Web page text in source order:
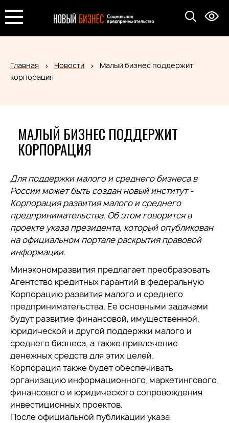
Главная Новости
Малый бизнес поддержит
корпорация
МАЛЫЙ БИЗНЕС ПОДДЕРЖИТ
КОРПОРАЦИЯ
Для поддержки малого и среднего бизнеса в
России может быть создан новый институт -
Корпорация развития малого и среднего
предпринимательства. Об этом говорится в
проекте указа президента, который опубликован
на официальном портале раскрытия правовой
информации.
Минэкономразвития предлагает преобразовать
Агентство кредитных гарантий в федеральную
Корпорацию развития малого и среднего
предпринимательства. Ее основными задачами
будут развитие финансовой, имущественной,
юридической и другой поддержки малого и
среднего бизнеса, а также привлечение
денежных средств для этих целей.
Корпорация также будет обеспечивать
организацию информационного, маркетингового,
финансового и юридического сопровождения
инвестиционных проектов.
После официальной публикации указа